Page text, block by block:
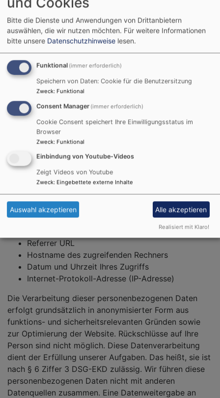
Sie haben die Möglichkeit, Ihren Browser so
einzustellen, dass Sie über das Setzen von Cookies
informiert werden und Cookies nur im Einzelfall
erlauben. Oder Sie können mit einer entsprechenden
Einstellung die Annahme von Cookies für bestimmte
Fälle oder generell ausschließen sowie das
automatische Löschen der Cookies beim Schließen
des Browsers aktivieren. Wir weisen jedoch darauf hin,
dass bei Deaktivierung von Cookies die Funktionalität
dieser Website eingeschränkt sein kann.
Server-Log-Dateien
Wenn Sie unsere Website aufrufen, werden von
unserem Provider automatisch personenbezogene
Daten erhoben und in sogenannten Server-Log-
Dateien gespeichert. Hierbei handelt es sich um
folgende Informationen:
Browsertyp und -version
Referrer URL
Hostname des zugreifenden Rechners
Datum und Uhrzeit Ihres Zugriffs
Internet-Protokoll-Adresse (IP-Adresse)
Die Verarbeitung dieser personenbezogenen Daten
erfolgt grundsätzlich in anonymisierter Form aus
funktions- und sicherheitsrelevanten Gründen sowie
zur Optimierung der Website. Rückschlüsse auf Ihre
Person sind nicht möglich. Diese Datenverarbeitung
dient der Erfüllung unserer Aufgaben. Das heißt, sie ist
nach § 6 Ziffer 3 DSG-EKD zulässig. Wir führen diese
personenbezogenen Daten nicht mit anderen
Datenquellen zusammen. Eine Datenweitergabe an
Bitte die Dienste und Anwendungen von Drittanbietern
auswählen, die wir nutzen möchten. Für weitere Informationen
bitte unsere Datenschutzhinweise lesen.
Funktional (immer erforderlich)
Speichern von Daten: Cookie für die Benutzersitzung
Zweck: Funktional
Consent Manager (immer erforderlich)
Cookie Consent speichert Ihre Einwilligungsstatus im
Browser
Zweck: Funktional
Einbindung von Youtube-Videos
Zeigt Videos von Youtube
Zweck: Eingebettete externe Inhalte
Auswahl akzeptieren Alle akzeptieren
Realisiert mit Klaro!